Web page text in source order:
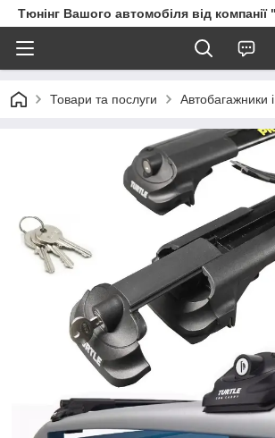
Тюнінг Вашого автомобіля від
Товари та послуги Автобагажники